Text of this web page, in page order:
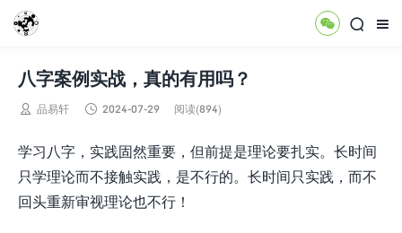



八字案例实战，真的有用吗？
 品易轩  2024-07-29 阅读(894)
学习八字，实践固然重要，但前提是理论要扎实。长时间
只学理论而不接触实践，是不行的。长时间只实践，而不
回头重新审视理论也不行！